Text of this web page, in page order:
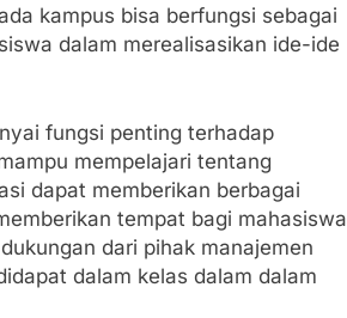
kampus bisa berfungsi sebagai
dalam merealisasikan ide-ide
fungsi penting terhadap
mempelajari tentang
dapat memberikan berbagai
tempat bagi mahasiswa
dari pihak manajemen
dalam kelas dalam dalam